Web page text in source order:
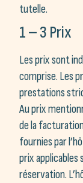
tutelle.
1 – 3 Prix
Les prix sont
comprise. Les
prestations
Au prix
de la
fournies par
prix applicables
réservation.